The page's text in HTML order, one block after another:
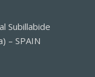
Subillabide
– SPAIN